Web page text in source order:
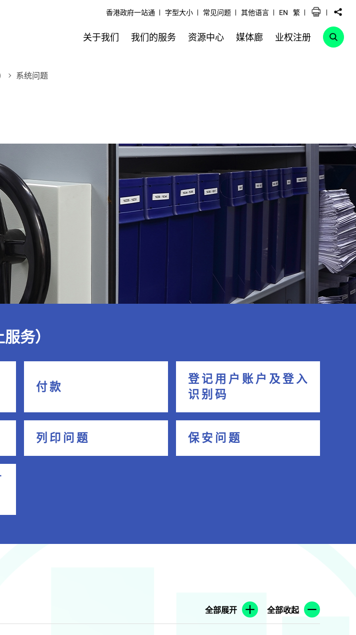
香港政府一站通 字型大小 常见问题 其他语言 EN 繁
关于我们 我们的服务 资源中心 媒体廊 业权注册
系统问题
务）
付 款
登 记 用 户 账 户 及 登 入
识 别 码
列 印 问 题 保 安 问 题
全部展开 全部收起